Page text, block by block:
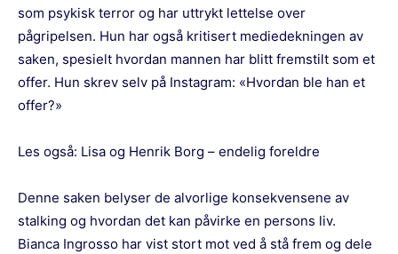
som psykisk terror og har uttrykt lettelse over
pågripelsen. Hun har også kritisert mediedekningen av
saken, spesielt hvordan mannen har blitt fremstilt som et
offer. Hun skrev selv på Instagram: «Hvordan ble han et
offer?»
Les også: Lisa og Henrik Borg – endelig foreldre
Denne saken belyser de alvorlige konsekvensene av
stalking og hvordan det kan påvirke en persons liv.
Bianca Ingrosso har vist stort mot ved å stå frem og dele